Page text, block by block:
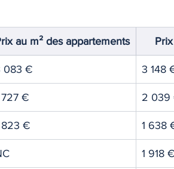
au m² des appartements
083 € 3 148
727 € 2 039
823 € 1 638
1 918 €